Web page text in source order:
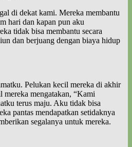
di dekat kami. Mereka membantu
hari dan kapan pun aku
tidak bisa membantu secara
dan berjuang dengan biaya hidup
Pelukan kecil mereka di akhir
mereka mengatakan, “Kami
terus maju. Aku tidak bisa
pantas mendapatkan setidaknya
segalanya untuk mereka.